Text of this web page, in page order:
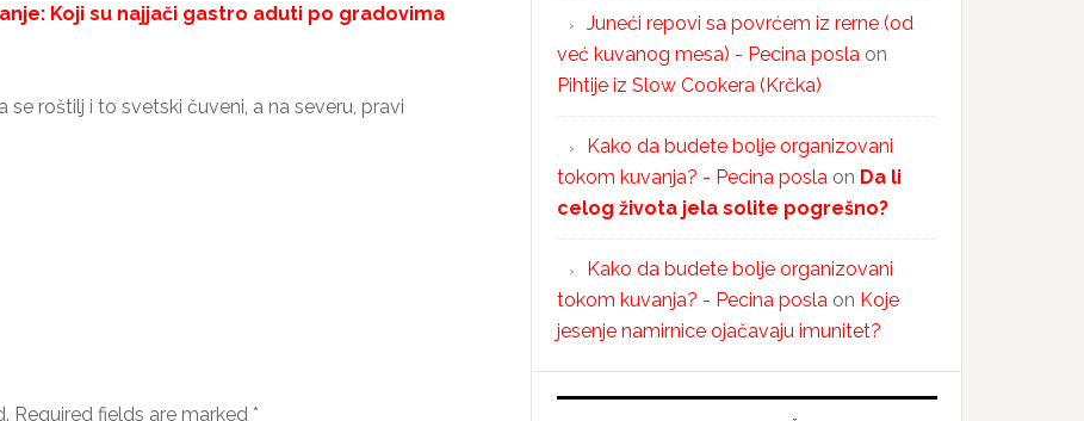
Koji su najjači gastro aduti po gradovima
roštilj i to svetski čuveni, a na severu, pravi
Required fields are marked *
Juneći repovi sa povrćem iz rerne (od
već kuvanog mesa) - Pecina posla on
Pihtije iz Slow Cookera (Krčka)
Kako da budete bolje organizovani
tokom kuvanja? - Pecina posla on Da li
celog života jela solite pogrešno?
Kako da budete bolje organizovani
tokom kuvanja? - Pecina posla on Koje
jesenje namirnice ojačavaju imunitet?